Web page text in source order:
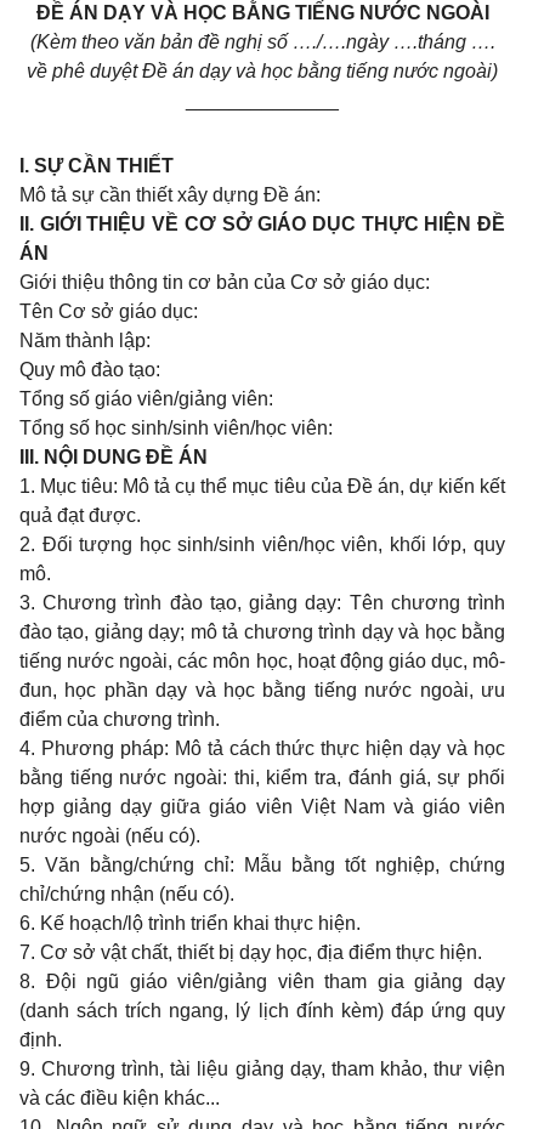
ĐỀ ÁN DẠY VÀ HỌC BẰNG TIẾNG NƯỚC NGOÀI
(Kèm theo văn bản đề nghị số …./….ngày ….tháng ….
về phê duyệt Đề án dạy và học bằng tiếng nước ngoài)
I. SỰ CẦN THIẾT
Mô tả sự cần thiết xây dựng Đề án:
II. GIỚI THIỆU VỀ CƠ SỞ GIÁO DỤC THỰC HIỆN ĐỀ
ÁN
Giới thiệu thông tin cơ bản của Cơ sở giáo dục:
Tên Cơ sở giáo dục:
Năm thành lập:
Quy mô đào tạo:
Tổng số giáo viên/giảng viên:
Tổng số học sinh/sinh viên/học viên:
III. NỘI DUNG ĐỀ ÁN
1. Mục tiêu: Mô tả cụ thể mục tiêu của Đề án, dự kiến kết
quả đạt được.
2. Đối tượng học sinh/sinh viên/học viên, khối lớp, quy
mô.
3. Chương trình đào tạo, giảng dạy: Tên chương trình
đào tạo, giảng dạy; mô tả chương trình dạy và học bằng
tiếng nước ngoài, các môn học, hoạt động giáo dục, mô-
đun, học phần dạy và học bằng tiếng nước ngoài, ưu
điểm của chương trình.
4. Phương pháp: Mô tả cách thức thực hiện dạy và học
bằng tiếng nước ngoài: thi, kiểm tra, đánh giá, sự phối
hợp giảng dạy giữa giáo viên Việt Nam và giáo viên
nước ngoài (nếu có).
5. Văn bằng/chứng chỉ: Mẫu bằng tốt nghiệp, chứng
chỉ/chứng nhận (nếu có).
6. Kế hoạch/lộ trình triển khai thực hiện.
7. Cơ sở vật chất, thiết bị dạy học, địa điểm thực hiện.
8. Đội ngũ giáo viên/giảng viên tham gia giảng dạy
(danh sách trích ngang, lý lịch đính kèm) đáp ứng quy
định.
9. Chương trình, tài liệu giảng dạy, tham khảo, thư viện
và các điều kiện khác...